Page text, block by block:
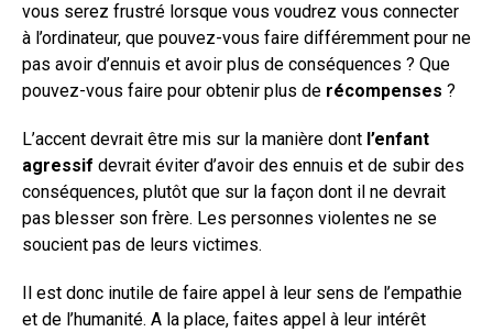
vous serez frustré lorsque vous voudrez vous connecter
à l’ordinateur, que pouvez-vous faire différemment pour ne
pas avoir d’ennuis et avoir plus de conséquences ? Que
pouvez-vous faire pour obtenir plus de récompenses ?
L’accent devrait être mis sur la manière dont l’enfant
agressif devrait éviter d’avoir des ennuis et de subir des
conséquences, plutôt que sur la façon dont il ne devrait
pas blesser son frère. Les personnes violentes ne se
soucient pas de leurs victimes.
Il est donc inutile de faire appel à leur sens de l’empathie
et de l’humanité. A la place, faites appel à leur intérêt